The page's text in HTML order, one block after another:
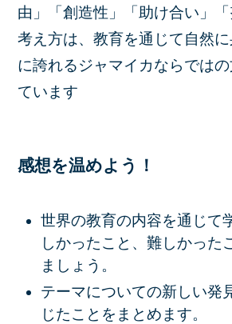
由」「創造性」「助け合い」
考え方は、教育を通じて自然
に誇れるジャマイカならでは
ています
感想を温めよう！
世界の教育の内容を通じて
しかったこと、難しかった
ましょう。
テーマについての新しい発
じたことをまとめます。